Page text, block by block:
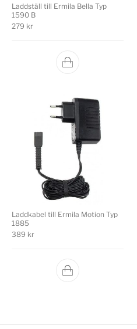
Laddställ till Ermila Bella Typ
1590 B
279 kr
Laddkabel till Ermila Motion Typ
1885
389 kr